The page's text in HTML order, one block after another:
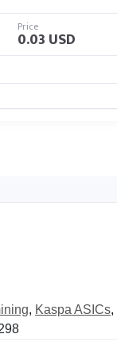
Price
0.03 USD
, Kaspa ASICs,